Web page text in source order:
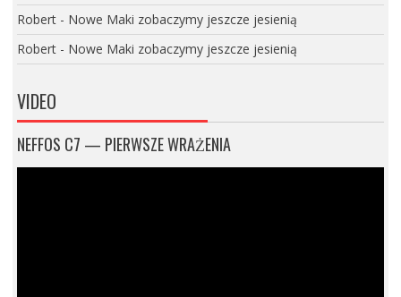
Robert- Nowe Maki zobaczymy jeszcze jesienią
Robert- Nowe Maki zobaczymy jeszcze jesienią
VIDEO
NEFFOS C7 — PIERWSZE WRAŻENIA